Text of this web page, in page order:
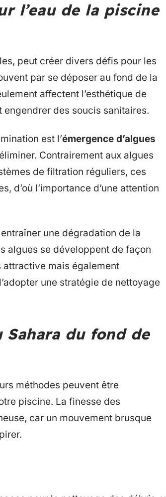
l’eau de la piscine
peut créer divers défis pour les
par se déposer au fond de la
affectent l’esthétique de
des soucis sanitaires.
est l’émergence d’algues
Contrairement aux algues
de filtration réguliers, ces
d’où l’importance d’une attention
une dégradation de la
algues se développent de façon
attractive mais également
une stratégie de nettoyage
du fond de
méthodes peuvent être
piscine. La finesse des
car un mouvement brusque